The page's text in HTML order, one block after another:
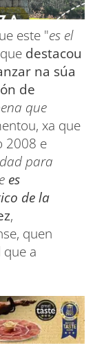
este "es el
destacou
na súa
de
que
xa que
2008 e
para
es
de la
,
quen
que a